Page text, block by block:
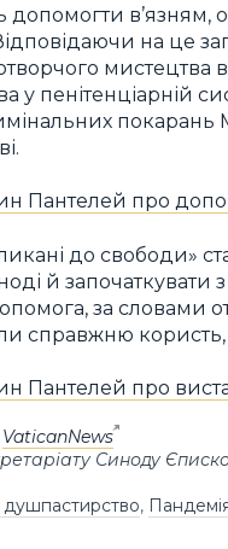
допомогти
на це
мистецтва
у пенітенціарній
покарань
Пантелей про
до свободи»
іноді й
за словами
справжню користь,
Пантелей про
VaticanNews
Синоду
душпастирство,